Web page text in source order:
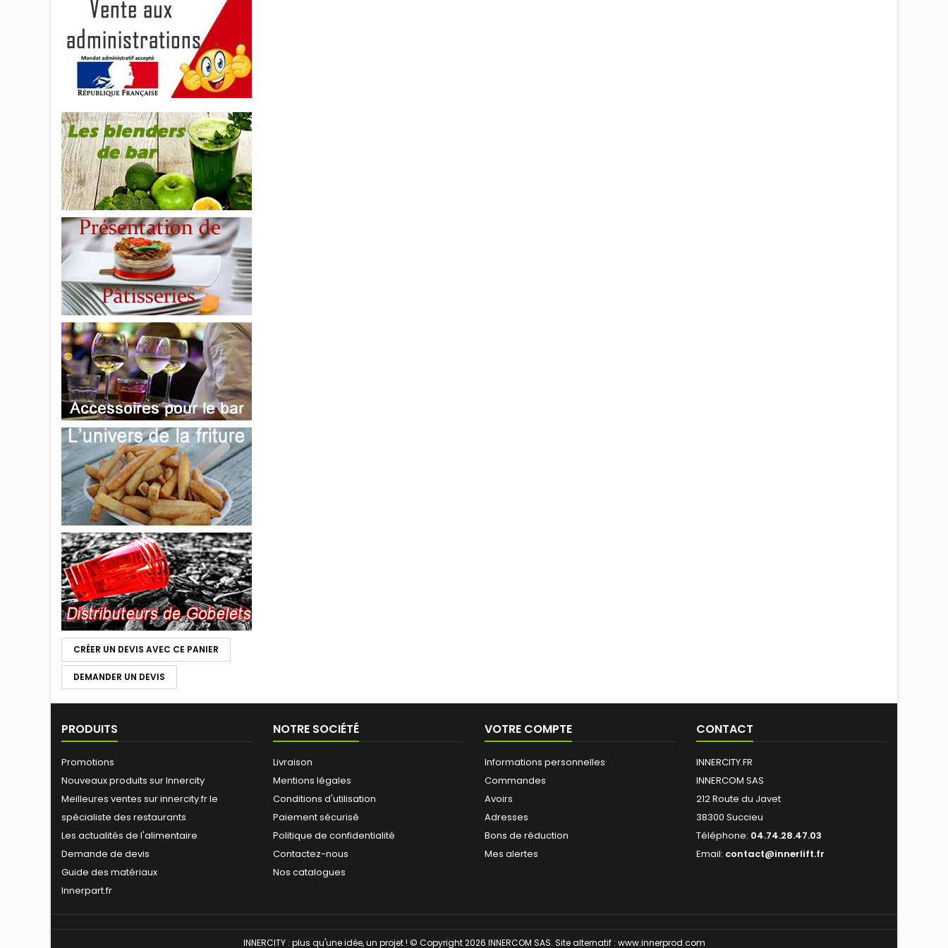
CRÉER UN DEVIS AVEC CE PANIER
DEMANDER UN DEVIS
PRODUITS
Promotions
Nouveaux produits sur Innercity
Meilleures ventes sur innercity.fr le
spécialiste des restaurants
Les actualités de l'alimentaire
Demande de devis
Guide des matériaux
Innerpart.fr
NOTRE SOCIÉTÉ
Livraison
Mentions légales
Conditions d'utilisation
Paiement sécurisé
Politique de confidentialité
Contactez-nous
Nos catalogues
VOTRE COMPTE
Informations personnelles
Commandes
Avoirs
Adresses
Bons de réduction
Mes alertes
CONTACT
INNERCITY.FR
INNERCOM SAS
212 Route du Javet
38300 Succieu
Téléphone: 04.74.28.47.03
Email: contact@innerlift.fr
INNERCITY : plus qu'une idée, un projet ! © Copyright 2026 INNERCOM SAS. Site alternatif : www.innerprod.com